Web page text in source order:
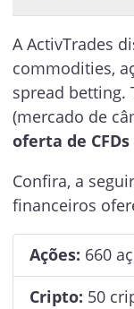
A ActivTrades
commodities,
spread betting.
(mercado de
oferta de
Confira, a
financeiros
Ações: 660
Cripto: 50